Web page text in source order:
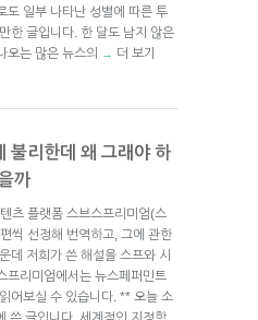
도 일부 나타난 성별에 따른 투
한 글입니다. 한 달도 남지 않은
오는 많은 뉴스의
→ 더 보기
불리한데 왜 그래야 하
까
츠 플랫폼 스브스프리미엄(스
씩 선정해 번역하고, 그에 관한
데 저희가 쓴 해설을 스프와 시
프리미엄에서는 뉴스페퍼민트
어보실 수 있습니다. ** 오늘 소